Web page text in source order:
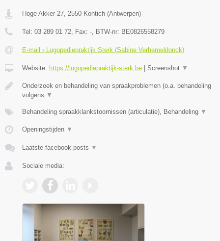
Hoge Akker 27, 2550 Kontich (Antwerpen)
Tel: 03 289 01 72, Fax: -, BTW-nr: BE0826558279
E-mail › Logopediepraktijk Sterk (Sabine Verhemeldonck)
Website: https://logopediepraktijk-sterk.be Screenshot ▼
Onderzoek en behandeling van spraakproblemen (o.a. behandeling
volgens ▼
Behandeling spraakklankstoornissen (articulatie), Behandeling ▼
Openingstijden ▼
Laatste facebook posts ▼
Sociale media: